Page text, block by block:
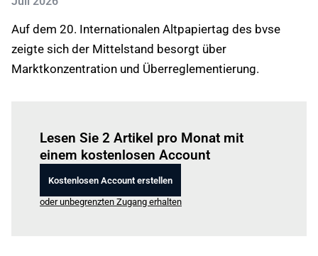
Auf dem 20. Internationalen Altpapiertag des bvse
zeigte sich der Mittelstand besorgt über
Marktkonzentration und Überreglementierung.
Lesen Sie 2 Artikel pro Monat mit
einem kostenlosen Account
Kostenlosen Account erstellen
oder unbegrenzten Zugang erhalten